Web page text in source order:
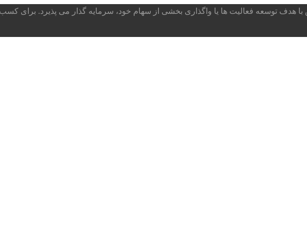
با هدف توسعه فعالیت ها یا واگذاری بخشی از سهام خود، سرمایه گذار می پذیرد. برای کسب اطلاعات